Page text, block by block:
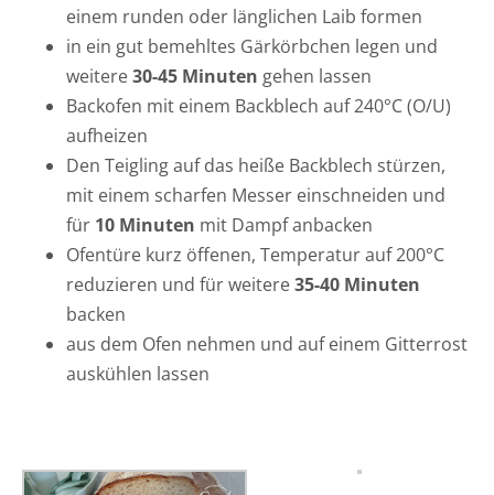
einem runden oder länglichen Laib formen
in ein gut bemehltes Gärkörbchen legen und
weitere30-45 Minuten gehen lassen
Backofen mit einem Backblech auf 240°C (O/U)
aufheizen
Den Teigling auf das heiße Backblech stürzen,
mit einem scharfen Messer einschneiden und
für 10 Minuten mit Dampf anbacken
Ofentüre kurz öffenen, Temperatur auf 200°C
reduzieren und für weitere35-40 Minuten
backen
aus dem Ofen nehmen und auf einem Gitterrost
auskühlen lassen